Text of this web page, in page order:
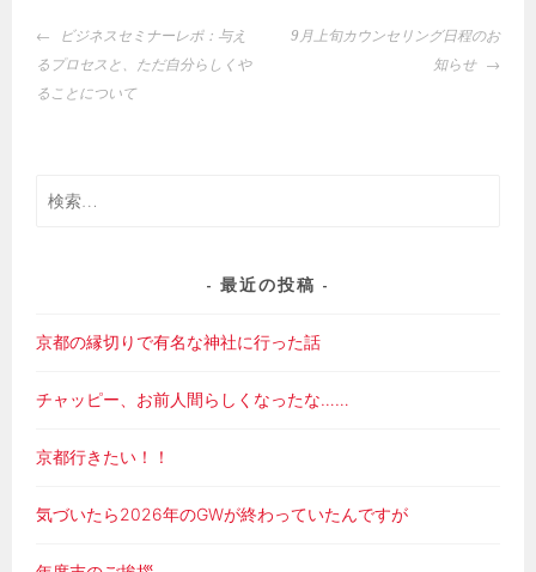
投
稿
ナ
シ
ビジネスセミナーレポ：与え
るプロセスと、ただ自分らしくや
ることについて
9月上旬カウンセリング日程のお
知らせ
検
索:
最近の投稿
京都の縁切りで有名な神社に行った話
チャッピー、お前人間らしくなったな……
京都行きたい！！
気づいたら2026年のGWが終わっていたんですが